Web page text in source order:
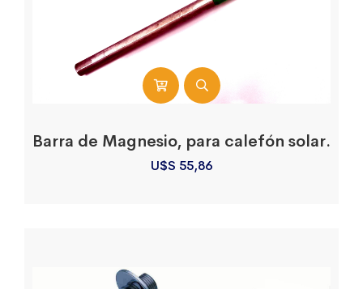
Barra de Magnesio, para calefón solar.
U$S 55,86